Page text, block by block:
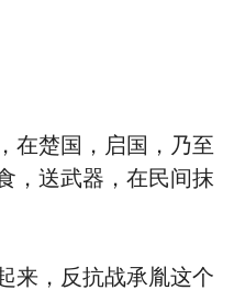
在楚国，启国，乃至
，送武器，在民间抹
来，反抗战承胤这个